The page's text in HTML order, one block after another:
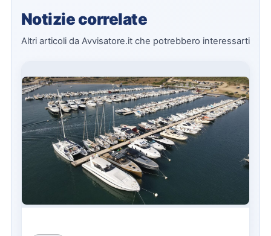
Notizie correlate
Altri articoli da Avvisatore.it che potrebbero interessarti